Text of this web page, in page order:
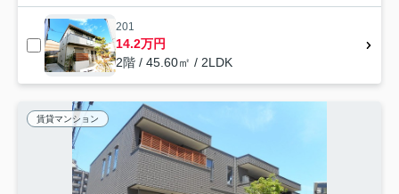
201
14.2万円
2階 / 45.60㎡ / 2LDK
賃貸マンション